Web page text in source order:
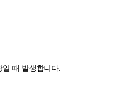
때 발생합니다.